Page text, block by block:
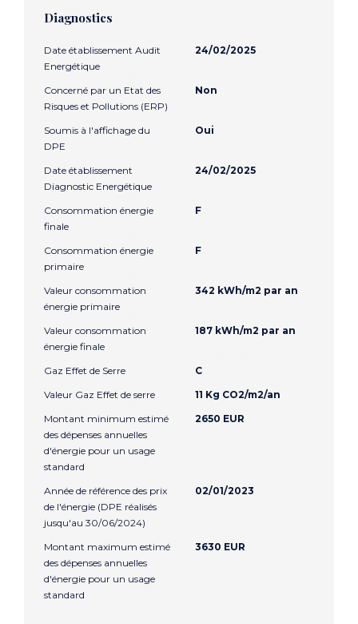
Diagnostics
Date établissement Audit
Energétique
24/02/2025
Concerné par un Etat des
Risques et Pollutions (ERP)
Non
Soumis à l'affichage du
DPE
Oui
Date établissement
Diagnostic Energétique
24/02/2025
Consommation énergie
finale
F
Consommation énergie
primaire
F
Valeur consommation
énergie primaire
342 kWh/m2 par an
Valeur consommation
énergie finale
187 kWh/m2 par an
Gaz Effet de Serre
C
Valeur Gaz Effet de serre
11 Kg CO2/m2/an
Montant minimum estimé
des dépenses annuelles
d'énergie pour un usage
standard
2650 EUR
Année de référence des prix
de l'énergie (DPE réalisés
jusqu'au 30/06/2024)
02/01/2023
Montant maximum estimé
des dépenses annuelles
d'énergie pour un usage
standard
3630 EUR